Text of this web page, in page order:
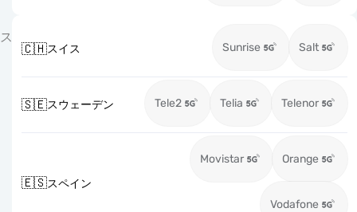
ス
🇨🇭スイス Sunrise Salt
🇸🇪スウェーデン Tele2 Telia Telenor
🇪🇸スペイン
Movistar Orange
Vodafone